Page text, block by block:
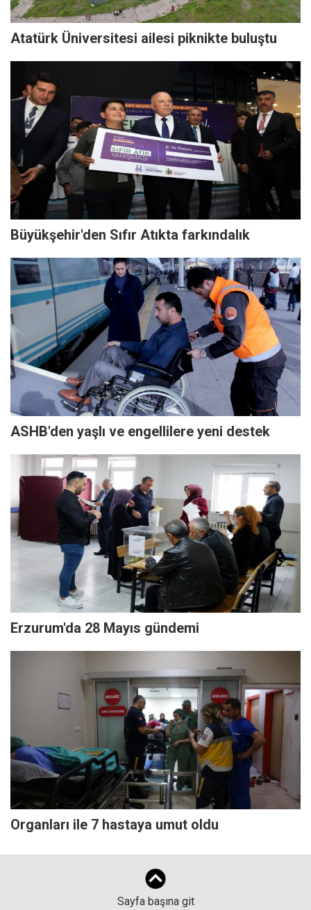
Atatürk Üniversitesi ailesi piknikte buluştu
Büyükşehir'den Sıfır Atıkta farkındalık
ASHB'den yaşlı ve engellilere yeni destek
Erzurum'da 28 Mayıs gündemi
Organları ile 7 hastaya umut oldu
Sayfa başına git